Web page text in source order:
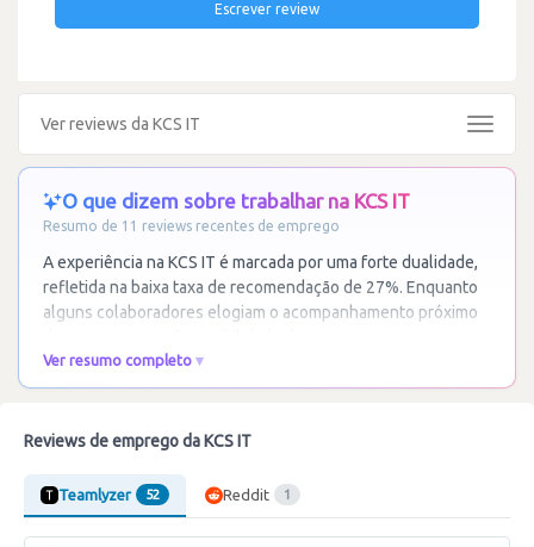
Escrever review
Ver reviews da KCS IT
Toggle
O que dizem sobre trabalhar na KCS IT
Resumo de 11 reviews recentes de emprego
A experiência na KCS IT é marcada por uma forte dualidade,
refletida na baixa taxa de recomendação de 27%. Enquanto
alguns colaboradores elogiam o acompanhamento próximo
Ver resumo completo
Reviews de emprego da KCS IT
Teamlyzer 52 Reddit 1